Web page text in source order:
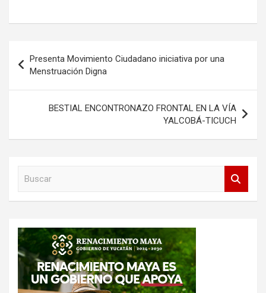
de
entradas
Presenta Movimiento Ciudadano iniciativa por una
Menstruación Digna
BESTIAL ENCONTRONAZO FRONTAL EN LA VÍA
YALCOBÁ-TICUCH
r